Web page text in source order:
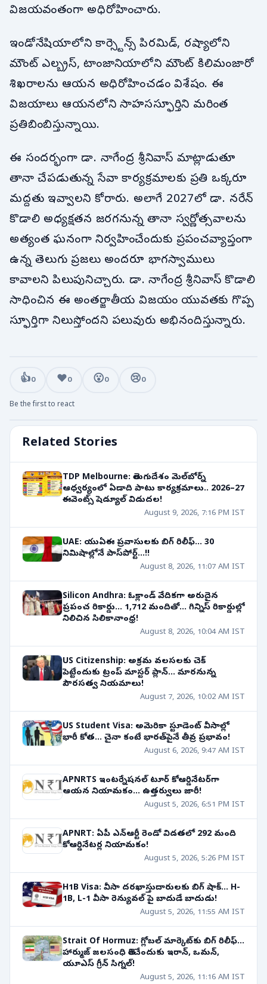
విజయవంతంగా అధిరోహించారు.
ఇండోనేషియాలోని కార్స్టెన్స్ పిరమిడ్, రష్యాలోని
మౌంట్ ఎల్బ్రస్, టాంజానియాలోని మౌంట్ కిలిమంజారో
శిఖరాలను ఆయన అధిరోహించడం విశేషం. ఈ
విజయాలు ఆయనలోని సాహసస్ఫూర్తిని మరింత
ప్రతిబింబిస్తున్నాయి.
ఈ సందర్భంగా డా. నాగేంద్ర శ్రీనివాస్ మాట్లాడుతూ
తానా చేపడుతున్న సేవా కార్యక్రమాలకు ప్రతి ఒక్కరూ
మద్దతు ఇవ్వాలని కోరారు. అలాగే 2027లో డా. నరేన్
కొడాలి అధ్యక్షతన జరగనున్న తానా స్వర్ణోత్సవాలను
అత్యంత ఘనంగా నిర్వహించేందుకు ప్రపంచవ్యాప్తంగా
ఉన్న తెలుగు ప్రజలు అందరూ భాగస్వాములు
కావాలని పిలుపునిచ్చారు. డా. నాగేంద్ర శ్రీనివాస్ కొడాలి
సాధించిన ఈ అంతర్జాతీయ విజయం యువతకు గొప్ప
స్ఫూర్తిగా నిలుస్తోందని పలువురు అభినందిస్తున్నారు.
Related Stories
TDP Melbourne: తెలుగుదేశం మెల్‌బోర్న్
ఆధ్వర్యంలో ఏడాది పాటు కార్యక్రమాలు.. 2026–27
ఈవెంట్స్ షెడ్యూల్ విడుదల!
August 9, 2026, 7:16 PM IST
UAE: యుఏఈ ప్రవాసులకు బిగ్ రిలీఫ్... 30
నిమిషాల్లోనే పాస్‌పోర్ట్...!!
August 8, 2026, 11:07 AM IST
Silicon Andhra: ఓక్లాండ్ వేదికగా అరుదైన
ప్రపంచ రికార్డు... 1,712 మందితో... గిన్నిస్ రికార్డుల్లో
నిలిచిన సిలికానాంధ్ర!
August 8, 2026, 10:04 AM IST
US Citizenship: అక్రమ వలసలకు చెక్
పెట్టేందుకు ట్రంప్ మాస్టర్ ప్లాన్... మారనున్న
పౌరసత్వ నియమాలు!
August 7, 2026, 10:02 AM IST
US Student Visa: అమెరికా స్టూడెంట్ వీసాల్లో
భారీ కోత... చైనా కంటే భారత్‌పైనే తీవ్ర ప్రభావం!
August 6, 2026, 9:47 AM IST
APNRTS ఇంటర్నేషనల్ టూర్ కోఆర్డినేటర్‌గా
ఆయన నియామకం... ఉత్తర్వులు జారీ!
August 5, 2026, 6:51 PM IST
APNRT: ఏపీ ఎన్ఆర్టీ రెండో విడతలో 292 మంది
కోఆర్డినేటర్ల నియామకం!
August 5, 2026, 5:26 PM IST
H1B Visa: వీసా దరఖాస్తుదారులకు బిగ్ షాక్... H-
1B, L-1 వీసా రెన్యువల్ పై బాదుడే బాదుడు!
August 5, 2026, 11:55 AM IST
Strait Of Hormuz: గ్లోబల్ మార్కెట్‌కు బిగ్ రిలీఫ్...
హార్ముజ్ జలసంధి తెరిచేందుకు ఇరాన్, ఒమన్,
యూఎస్ గ్రీన్ సిగ్నల్!
August 5, 2026, 11:16 AM IST
👍0 ❤️0 😮0 😢0
Be the first to react